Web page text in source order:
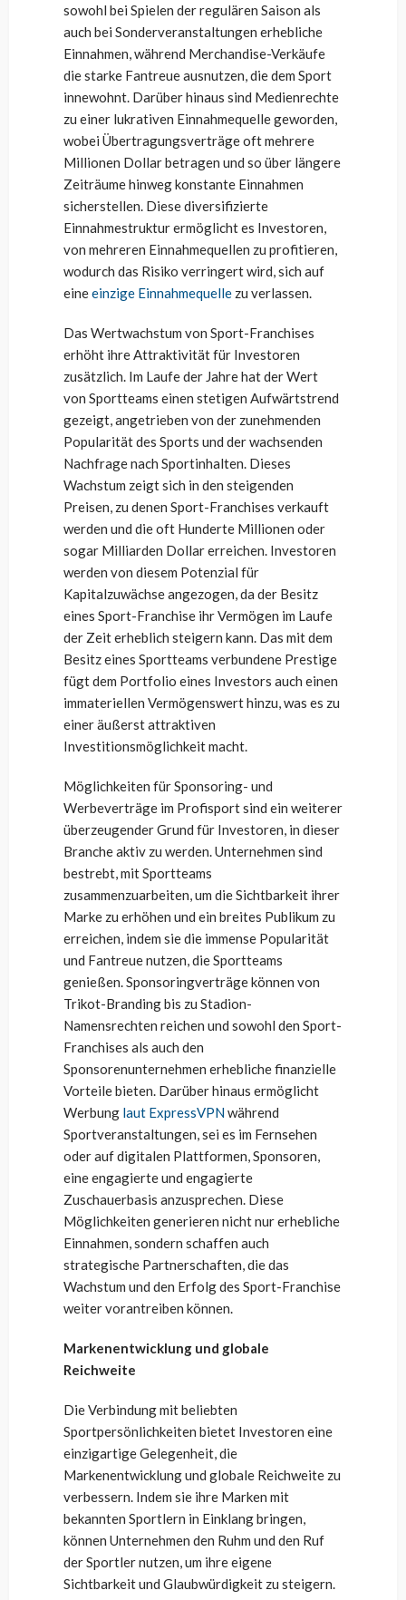
sowohl bei Spielen der regulären Saison als
auch bei Sonderveranstaltungen erhebliche
Einnahmen, während Merchandise-Verkäufe
die starke Fantreue ausnutzen, die dem Sport
innewohnt. Darüber hinaus sind Medienrechte
zu einer lukrativen Einnahmequelle geworden,
wobei Übertragungsverträge oft mehrere
Millionen Dollar betragen und so über längere
Zeiträume hinweg konstante Einnahmen
sicherstellen. Diese diversifizierte
Einnahmestruktur ermöglicht es Investoren,
von mehreren Einnahmequellen zu profitieren,
wodurch das Risiko verringert wird, sich auf
eineeinzige Einnahmequelle zu verlassen.
Das Wertwachstum von Sport-Franchises
erhöht ihre Attraktivität für Investoren
zusätzlich. Im Laufe der Jahre hat der Wert
von Sportteams einen stetigen Aufwärtstrend
gezeigt, angetrieben von der zunehmenden
Popularität des Sports und der wachsenden
Nachfrage nach Sportinhalten. Dieses
Wachstum zeigt sich in den steigenden
Preisen, zu denen Sport-Franchises verkauft
werden und die oft Hunderte Millionen oder
sogar Milliarden Dollar erreichen. Investoren
werden von diesem Potenzial für
Kapitalzuwächse angezogen, da der Besitz
eines Sport-Franchise ihr Vermögen im Laufe
der Zeit erheblich steigern kann. Das mit dem
Besitz eines Sportteams verbundene Prestige
fügt dem Portfolio eines Investors auch einen
immateriellen Vermögenswert hinzu, was es zu
einer äußerst attraktiven
Investitionsmöglichkeit macht.
Möglichkeiten für Sponsoring- und
Werbeverträge im Profisport sind ein weiterer
überzeugender Grund für Investoren, in dieser
Branche aktiv zu werden. Unternehmen sind
bestrebt, mit Sportteams
zusammenzuarbeiten, um die Sichtbarkeit ihrer
Marke zu erhöhen und ein breites Publikum zu
erreichen, indem sie die immense Popularität
und Fantreue nutzen, die Sportteams
genießen. Sponsoringverträge können von
Trikot-Branding bis zu Stadion-
Namensrechten reichen und sowohl den Sport-
Franchises als auch den
Sponsorenunternehmen erhebliche finanzielle
Vorteile bieten. Darüber hinaus ermöglicht
Werbung laut ExpressVPNwährend
Sportveranstaltungen, sei es im Fernsehen
oder auf digitalen Plattformen, Sponsoren,
eine engagierte und engagierte
Zuschauerbasis anzusprechen. Diese
Möglichkeiten generieren nicht nur erhebliche
Einnahmen, sondern schaffen auch
strategische Partnerschaften, die das
Wachstum und den Erfolg des Sport-Franchise
weiter vorantreiben können.
Markenentwicklung und globale
Reichweite
Die Verbindung mit beliebten
Sportpersönlichkeiten bietet Investoren eine
einzigartige Gelegenheit, die
Markenentwicklung und globale Reichweite zu
verbessern. Indem sie ihre Marken mit
bekannten Sportlern in Einklang bringen,
können Unternehmen den Ruhm und den Ruf
der Sportler nutzen, um ihre eigene
Sichtbarkeit und Glaubwürdigkeit zu steigern.